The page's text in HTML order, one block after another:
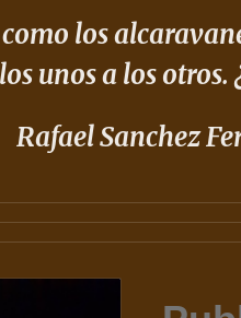
los
unos a los otros.
Rafael Sanchez